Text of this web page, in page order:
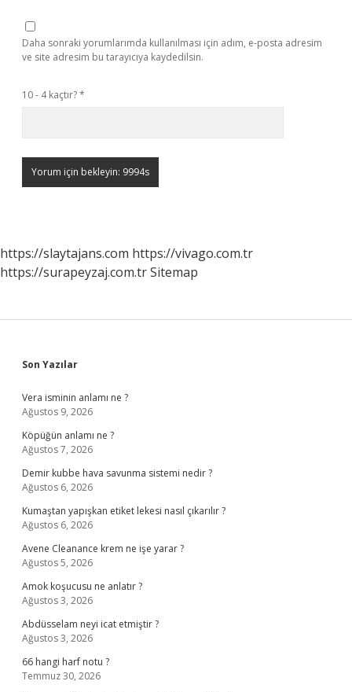
Daha sonraki yorumlarımda kullanılması için adım, e-posta adresim
ve site adresim bu tarayıcıya kaydedilsin.
10 - 4 kaçtır?*
https://slaytajans.com https://vivago.com.tr
https://surapeyzaj.com.trSitemap
Sidebar
Son Yazılar
Vera isminin anlamı ne ?
Ağustos 9, 2026
Köpüğün anlamı ne ?
Ağustos 7, 2026
Demir kubbe hava savunma sistemi nedir ?
Ağustos 6, 2026
Kumaştan yapışkan etiket lekesi nasıl çıkarılır ?
Ağustos 6, 2026
Avene Cleanance krem ne işe yarar ?
Ağustos 5, 2026
Amok koşucusu ne anlatır ?
Ağustos 3, 2026
Abdüsselam neyi icat etmiştir ?
Ağustos 3, 2026
66 hangi harf notu ?
Temmuz 30, 2026